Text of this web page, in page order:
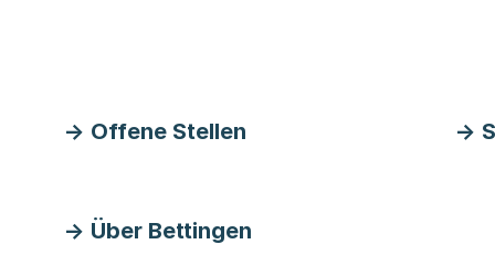
Offene Stellen
Über Bettingen